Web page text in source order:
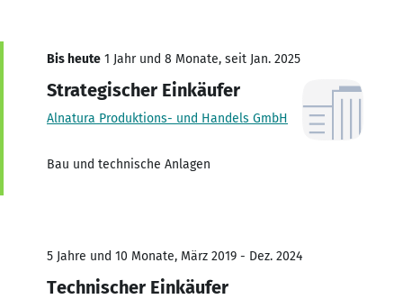
Bis heute 1 Jahr und 8 Monate, seit Jan. 2025
Strategischer Einkäufer
Alnatura Produktions- und Handels GmbH
Bau und technische Anlagen
5 Jahre und 10 Monate, März 2019 - Dez. 2024
Technischer Einkäufer